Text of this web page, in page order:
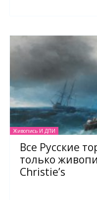
Живопись И ДПИ
Все Русские
только
Christie’s